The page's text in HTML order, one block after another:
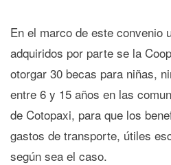
En el marco de este convenio
adquiridos por parte se la
otorgar 30 becas para niñas,
entre 6 y 15 años en las
de Cotopaxi, para que los
gastos de transporte, útiles
según sea el caso.